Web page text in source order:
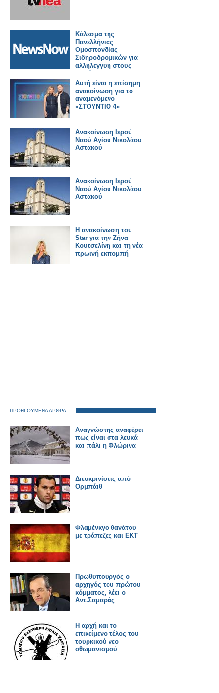
Κάλεσμα της
Πανελλήνιας
Ομοσπονδίας
Σιδηροδρομικών για
αλληλεγγυη στους
πυρόπληκτους της
Δυτικής Αττικής.
Αυτή είναι η επίσημη
ανακοίνωση για το
αναμενόμενο
«ΣΤΟΥΝΤΙΟ 4»
Ανακοίνωση Ιερού
Ναού Αγίου Νικολάου
Αστακού
Ανακοίνωση Ιερού
Ναού Αγίου Νικολάου
Αστακού
Η ανακοίνωση του
Star για την Ζήνα
Κουτσελίνη και τη νέα
πρωινή εκπομπή
ΠΡΟΗΓΟΥΜΕΝΑ ΑΡΘΡΑ
Αναγνώστης αναφέρει
πως είναι στα λευκά
και πάλι η Φλώρινα
Διευκρινίσεις από
Ορμπάιθ
Φλαμένκγο θανάτου
με τράπεζες και ΕΚΤ
Πρωθυπουργός ο
αρχηγός του πρώτου
κόμματος, λέει ο
Αντ.Σαμαράς
Η αρχή και το
επικείμενο τέλος του
τουρκικού νεο
οθωμανισμού